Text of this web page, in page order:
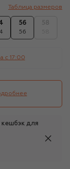
Таблица размеров
56
56
c 17:00
кешбэк для